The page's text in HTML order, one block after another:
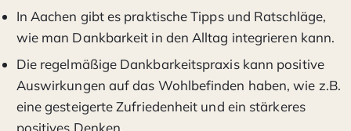
In Aachen gibt es praktische Tipps und Ratschläge,
wie man Dankbarkeit in den Alltag integrieren kann.
Die regelmäßige Dankbarkeitspraxis kann positive
Auswirkungen auf das Wohlbefinden haben, wie z.B.
eine gesteigerte Zufriedenheit und ein stärkeres
positives Denken.